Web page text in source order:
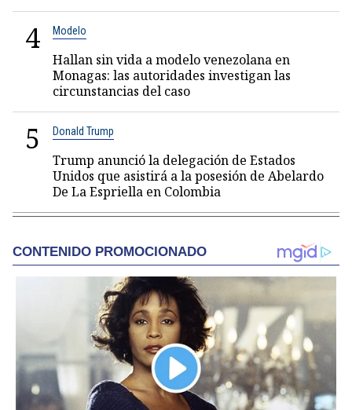
4 Modelo
Hallan sin vida a modelo venezolana en
Monagas: las autoridades investigan las
circunstancias del caso
5 Donald Trump
Trump anunció la delegación de Estados
Unidos que asistirá a la posesión de Abelardo
De La Espriella en Colombia